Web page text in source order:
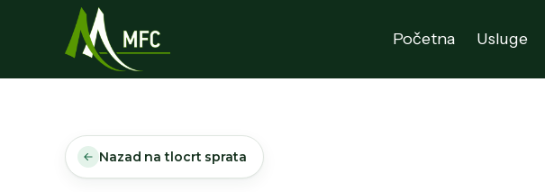
Početna Usluge
Nazad na tlocrt sprata